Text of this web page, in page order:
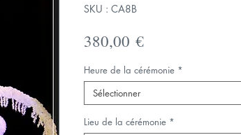
SKU : CA8B
380,00 €Prix
Heure de la cérémonie *
Sélectionner
Lieu de la cérémonie *